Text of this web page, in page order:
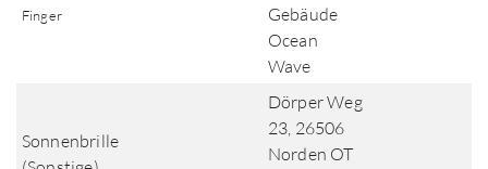
Finger
Gebäude
Ocean
Wave
Sonnenbrille
Dörper Weg
23, 26506
Norden OT